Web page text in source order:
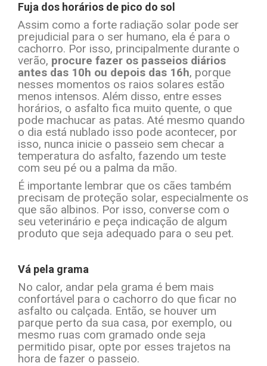
Fuja dos horários de pico do sol
Assim como a forte radiação solar pode ser
prejudicial para o ser humano, ela é para o
cachorro. Por isso, principalmente durante o
verão, procure fazer os passeios diários
antes das 10h ou depois das 16h, porque
nesses momentos os raios solares estão
menos intensos. Além disso, entre esses
horários, o asfalto fica muito quente, o que
pode machucar as patas. Até mesmo quando
o dia está nublado isso pode acontecer, por
isso, nunca inicie o passeio sem checar a
temperatura do asfalto, fazendo um teste
com seu pé ou a palma da mão.
É importante lembrar que os cães também
precisam de proteção solar, especialmente os
que são albinos. Por isso, converse com o
seu veterinário e peça indicação de algum
produto que seja adequado para o seu pet.
Vá pela grama
No calor, andar pela grama é bem mais
confortável para o cachorro do que ficar no
asfalto ou calçada. Então, se houver um
parque perto da sua casa, por exemplo, ou
mesmo ruas com gramado onde seja
permitido pisar, opte por esses trajetos na
hora de fazer o passeio.